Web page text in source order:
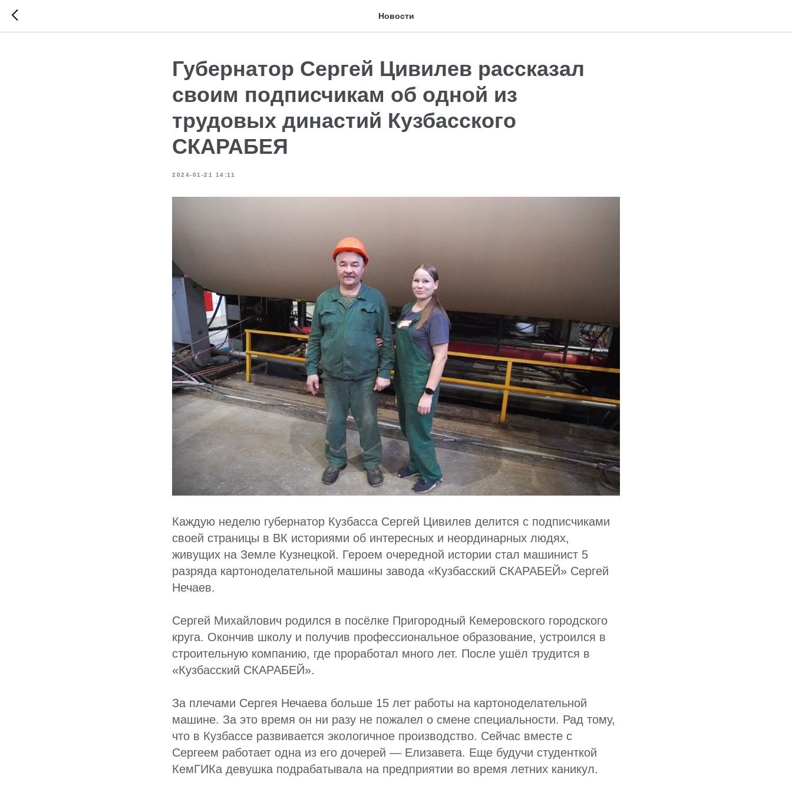
Новости
Губернатор Сергей Цивилев рассказал
своим подписчикам об одной из
трудовых династий Кузбасского
СКАРАБЕЯ
2024-01-21 14:11
Каждую неделю губернатор Кузбасса Сергей Цивилев делится с подписчиками
своей страницы в ВК историями об интересных и неординарных людях,
живущих на Земле Кузнецкой. Героем очередной истории стал машинист 5
разряда картоноделательной машины завода «Кузбасский СКАРАБЕЙ» Сергей
Нечаев.
Сергей Михайлович родился в посёлке Пригородный Кемеровского городского
круга. Окончив школу и получив профессиональное образование, устроился в
строительную компанию, где проработал много лет. После ушёл трудится в
«Кузбасский СКАРАБЕЙ».
За плечами Сергея Нечаева больше 15 лет работы на картоноделательной
машине. За это время он ни разу не пожалел о смене специальности. Рад тому,
что в Кузбассе развивается экологичное производство. Сейчас вместе с
Сергеем работает одна из его дочерей — Елизавета. Еще будучи студенткой
КемГИКа девушка подрабатывала на предприятии во время летних каникул.